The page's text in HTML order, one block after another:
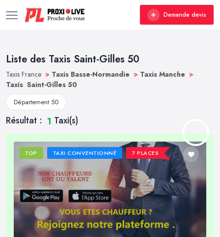
Demande devis
Liste des Taxis Saint-Gilles 50
Taxis France > Taxis Basse-Normandie > Taxis Manche >
Taxis Saint-Gilles 50
Département 50
Résultat : 1 Taxi(s)
TOP TAXI CONVENTIONNÉ 7 PLACES